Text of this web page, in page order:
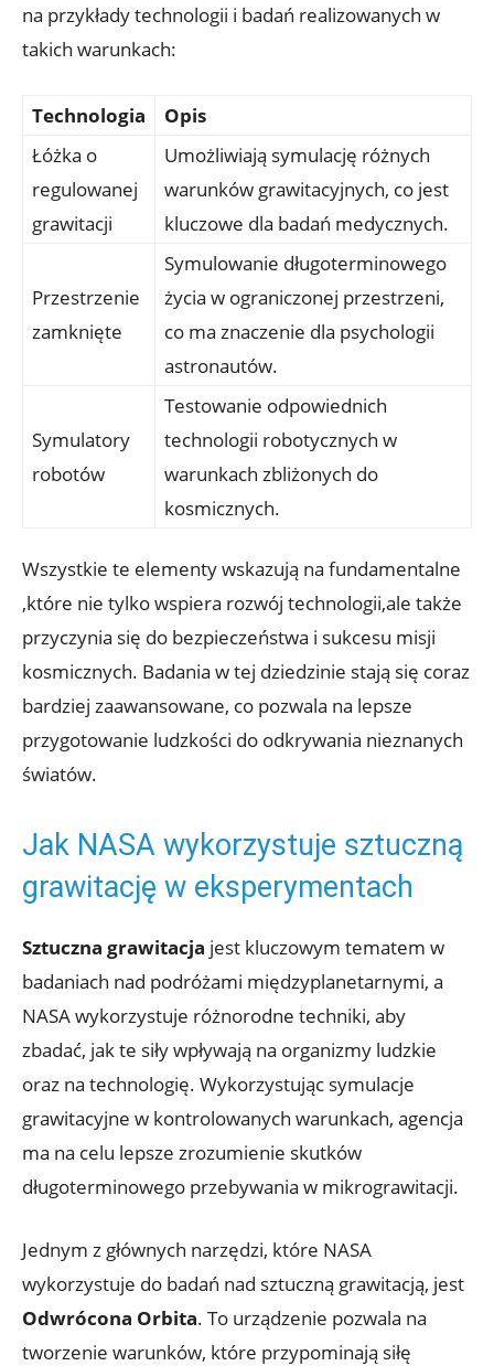
na przykłady technologii ⁢i badań ‍realizowanych w
takich‌ warunkach:
Technologia
Opis
Łóżka o
regulowanej
grawitacji
Umożliwiają symulację różnych
warunków grawitacyjnych, co jest
kluczowe dla ​badań medycznych.
Przestrzenie
zamknięte
Symulowanie długoterminowego
życia w ograniczonej przestrzeni,
co ma znaczenie dla ⁤psychologii​
astronautów.
Symulatory
robotów
Testowanie odpowiednich
⁤technologii robotycznych ​w
⁢warunkach​ zbliżonych do
kosmicznych.
Wszystkie te elementy wskazują na fundamentalne
,które nie tylko​ wspiera rozwój technologii,ale także⁢
przyczynia się do​ bezpieczeństwa i ⁢sukcesu misji⁢
kosmicznych. Badania‌ w tej dziedzinie stają się coraz
bardziej zaawansowane, co‍ pozwala na lepsze
przygotowanie ludzkości do odkrywania nieznanych⁤
światów.
Jak NASA wykorzystuje ‌sztuczną
⁣grawitację w⁢ eksperymentach
Sztuczna grawitacja jest kluczowym tematem w
badaniach nad podróżami międzyplanetarnymi, a
NASA wykorzystuje różnorodne techniki, aby
zbadać, jak te ‍siły ⁤wpływają⁢ na organizmy ludzkie⁢
oraz na technologię. Wykorzystując symulacje
‍grawitacyjne w kontrolowanych warunkach, agencja
ma ⁤na celu lepsze zrozumienie skutków
długoterminowego przebywania w ⁣mikrograwitacji.
Jednym z głównych narzędzi, które NASA
wykorzystuje do ⁢badań ‌nad sztuczną grawitacją, jest
Odwrócona Orbita. To urządzenie pozwala na
tworzenie‌ warunków, które przypominają siłę